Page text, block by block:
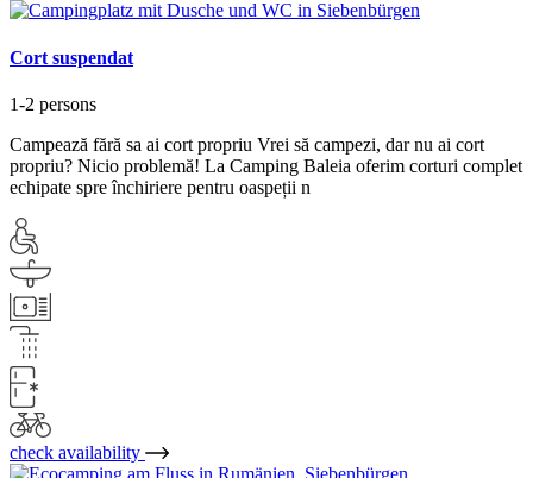
Cort suspendat
1-2 persons
Campează fără sa ai cort propriu Vrei să campezi, dar nu ai cort
propriu? Nicio problemă! La Camping Baleia oferim corturi complet
echipate spre închiriere pentru oaspeții n
check availability